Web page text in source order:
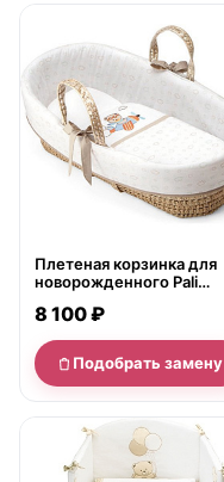
Плетеная корзинка для
новорожденного Pali
8 100 ₽
Подобрать замену
нет в продаже